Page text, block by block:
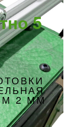
5
2 ММ